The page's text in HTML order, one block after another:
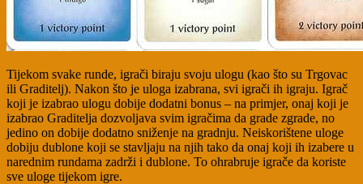
Tijekom svake runde, igrači biraju svoju ulogu (kao što su Trgovac
ili Graditelj). Nakon što je uloga izabrana, svi igrači ih igraju. Igrač
koji je izabrao ulogu dobije dodatni bonus – na primjer, onaj koji je
izabrao Graditelja dozvoljava svim igračima da grade zgrade, no
jedino on dobije dodatno sniženje na gradnju. Neiskorištene uloge
dobiju dublone koji se stavljaju na njih tako da onaj koji ih izabere u
narednim rundama zadrži i dublone. To ohrabruje igrače da koriste
sve uloge tijekom igre.